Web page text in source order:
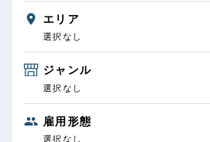
エリア
選択なし
ジャンル
選択なし
雇用形態
選択なし